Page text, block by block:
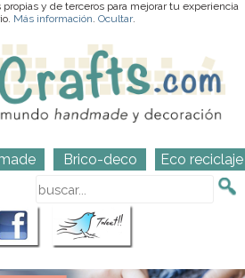
y de terceros para mejorar tu experiencia
Más información. Ocultar.
Brico-deco Eco reciclaje